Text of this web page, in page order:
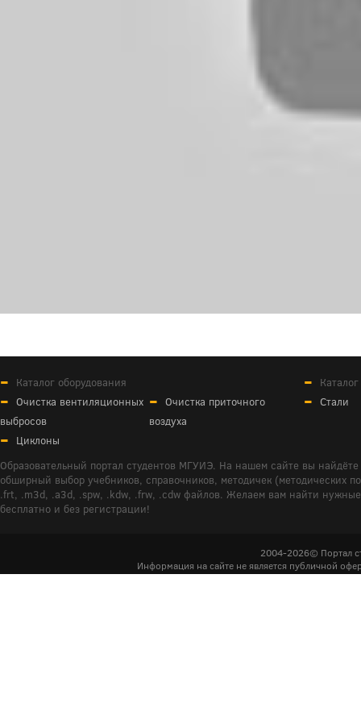
Каталог оборудования
Очистка вентиляционных
выбросов
Очистка приточного
воздуха
Циклоны
Стали
Образовательный портал студентов МГУИЭ. На нашем сайте вы
обширный выбор учебников, справочников, методичек (методических
.frt, .m3d, .a3d, .spw, .kdw, .frw, .cdw файлов. Желаем вам найти
бесплатно и без регистрации!
2004-2026© Портал
Информация на сайте не является публичной